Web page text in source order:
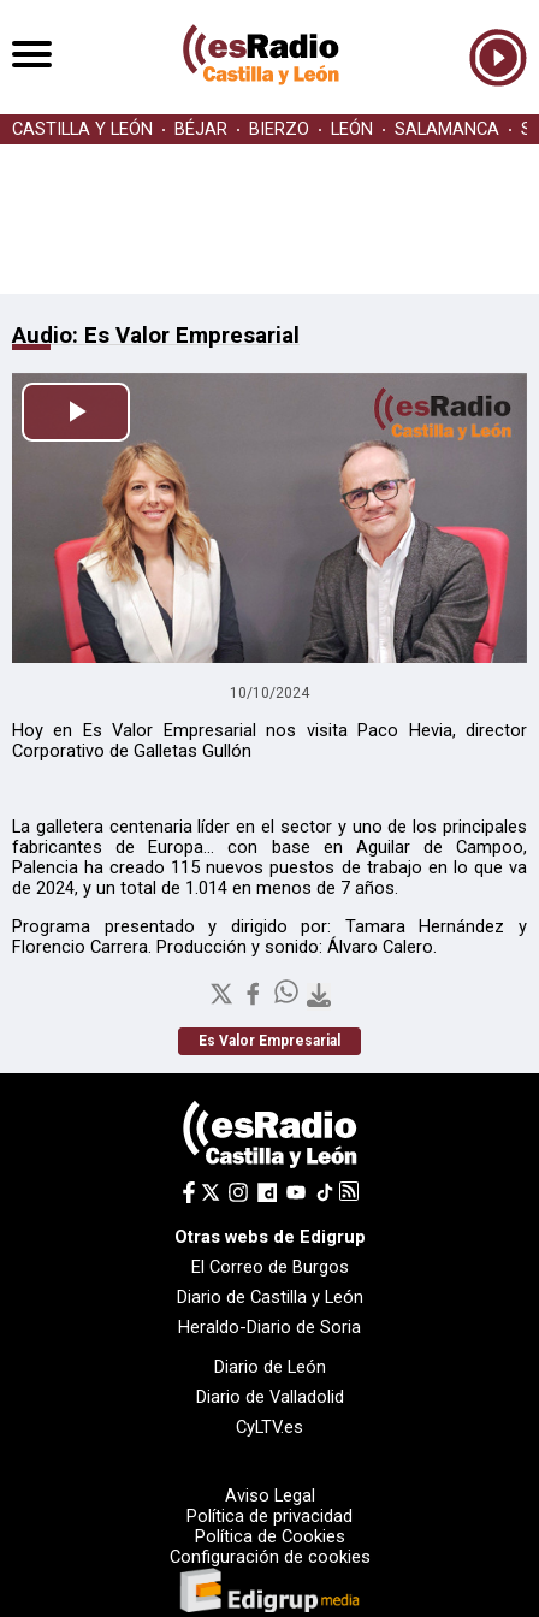
CASTILLA Y LEÓN BÉJAR BIERZO LEÓN SALAMANCA
Audio: Es Valor Empresarial
Reproducir
10/10/2024
Hoy en Es Valor Empresarial nos visita Paco Hevia, director
Corporativo de Galletas Gullón
La galletera centenaria líder en el sector y uno de los principales
fabricantes de Europa... con base en Aguilar de Campoo,
Palencia ha creado 115 nuevos puestos de trabajo en lo que va
de 2024, y un total de 1.014 en menos de 7 años.
Programa presentado y dirigido por: Tamara Hernández y
Florencio Carrera. Producción y sonido: Álvaro Calero.
Es Valor Empresarial
Otras webs de Edigrup
El Correo de Burgos
Diario de Castilla y León
Heraldo-Diario de Soria
Diario de León
Diario de Valladolid
CyLTV.es
Aviso Legal
Política de privacidad
Política de Cookies
Configuración de cookies